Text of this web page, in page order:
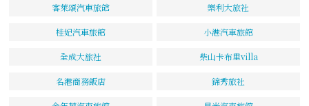
客萊頌汽車旅館 樂利大旅社
桂妃汽車旅館 小港汽車旅館
全成大旅社 柴山卡布里villa
名港商務飯店 錦秀旅社